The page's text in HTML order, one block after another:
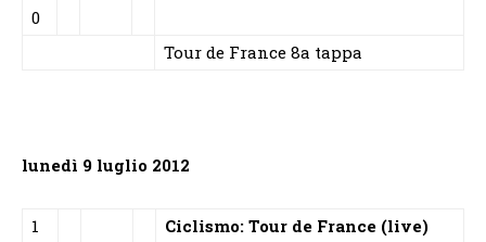
0
Tour de France 8a tappa
lunedì 9 luglio 2012
1
Ciclismo: Tour de France (live)